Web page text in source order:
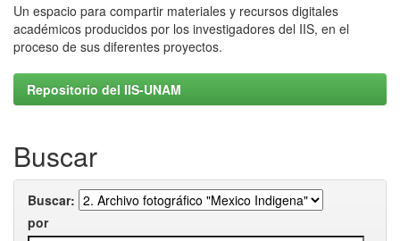
Un espacio para compartir materiales y recursos digitales
académicos producidos por los investigadores del IIS, en el
proceso de sus diferentes proyectos.
Repositorio del IIS-UNAM
Buscar
Buscar:
por